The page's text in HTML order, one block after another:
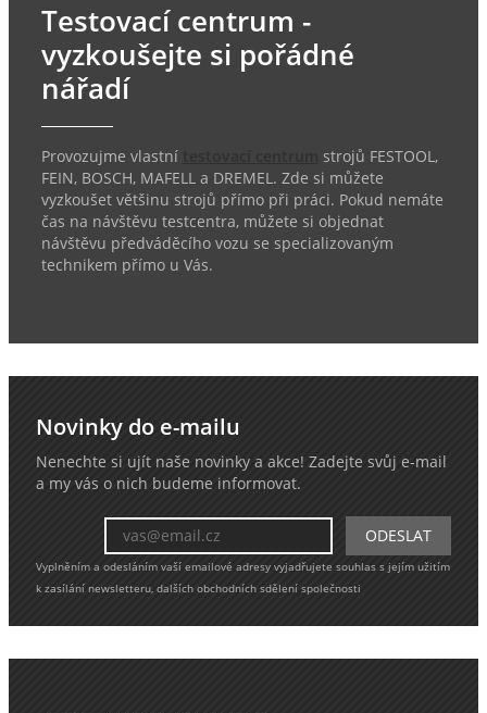
Testovací centrum -
vyzkoušejte si pořádné
nářadí
Provozujme vlastní
strojů FESTOOL,
FEIN, BOSCH, MAFELL a DREMEL. Zde si můžete
vyzkoušet většinu strojů přímo při práci. Pokud nemáte
čas na návštěvu testcentra, můžete si objednat
návštěvu předváděcího vozu se specializovaným
technikem přímo u Vás.
Novinky do e-mailu
Nenechte si ujít naše novinky a akce! Zadejte svůj e-mail
a my vás o nich budeme informovat.
Vyplněním a odesláním vaší emailové adresy vyjadřujete souhlas s jejím užitím
k zasílání newsletteru, dalších obchodních sdělení společnosti